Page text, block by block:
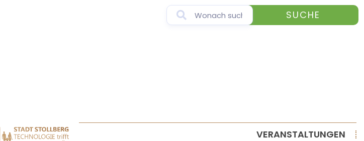
SUCHE
VERANSTALTUNGEN